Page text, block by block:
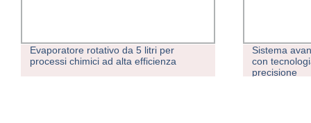
Evaporatore rotativo da 5 litri per
processi chimici ad alta efficienza
Sistema
con
precisione